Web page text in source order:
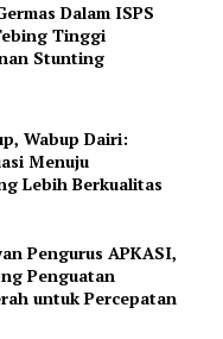
Dalam ISPS
Tinggi
Stunting
Wabup Dairi:
Menuju
Lebih Berkualitas
Pengurus APKASI,
Penguatan
untuk Percepatan